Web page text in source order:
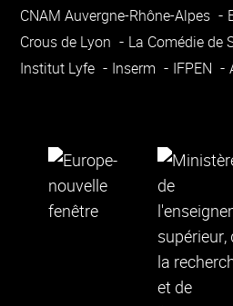
CNAM Auvergne-Rhône-Alpes
Crous de Lyon
La Comédie de
Institut Lyfe
Inserm IFPEN